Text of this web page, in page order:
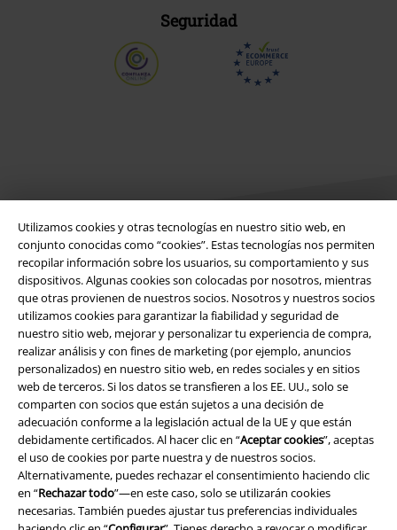
Utilizamos cookies y otras tecnologías en nuestro sitio web, en
conjunto conocidas como “cookies”. Estas tecnologías nos permiten
recopilar información sobre los usuarios, su comportamiento y sus
dispositivos. Algunas cookies son colocadas por nosotros, mientras
que otras provienen de nuestros socios. Nosotros y nuestros socios
utilizamos cookies para garantizar la fiabilidad y seguridad de
nuestro sitio web, mejorar y personalizar tu experiencia de compra,
realizar análisis y con fines de marketing (por ejemplo, anuncios
personalizados) en nuestro sitio web, en redes sociales y en sitios
web de terceros. Si los datos se transfieren a los EE. UU., solo se
comparten con socios que están sujetos a una decisión de
adecuación conforme a la legislación actual de la UE y que están
debidamente certificados. Al hacer clic en “Aceptar cookies”, aceptas
el uso de cookies por parte nuestra y de nuestros socios.
Alternativamente, puedes rechazar el consentimiento haciendo clic
en “Rechazar todo”—en este caso, solo se utilizarán cookies
necesarias. También puedes ajustar tus preferencias individuales
Seguridad
Legal
Términos y Condiciones
Aviso Legal
Ley protección de datos
Eliminación de residuos y protección del medioambiente
Declaración de Conformidad
Información sobre accesibilidad